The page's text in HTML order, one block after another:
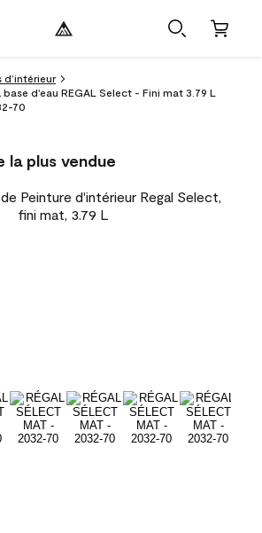
d’intérieur
d'eau REGAL Select - Fini mat 3.79 L
70
la plus vendue